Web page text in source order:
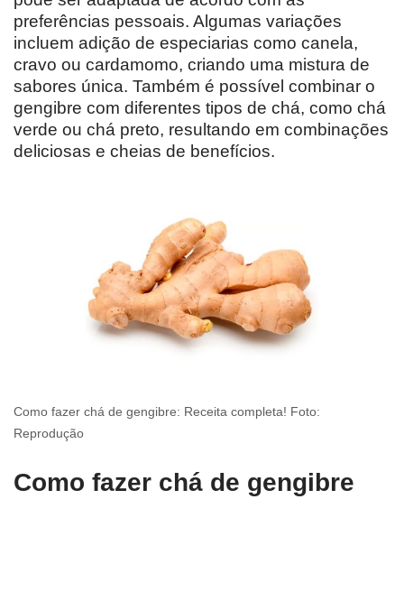
preferências pessoais. Algumas variações
incluem adição de especiarias como canela,
cravo ou cardamomo, criando uma mistura de
sabores única. Também é possível combinar o
gengibre com diferentes tipos de chá, como chá
verde ou chá preto, resultando em combinações
deliciosas e cheias de benefícios.
Como fazer chá de gengibre: Receita completa! Foto:
Reprodução
Como fazer chá de gengibre